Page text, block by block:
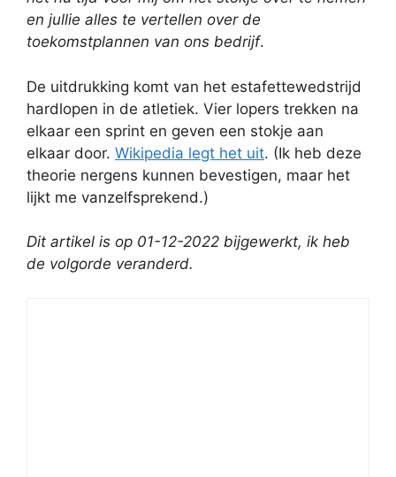
en jullie alles te vertellen over de
toekomstplannen van ons bedrijf.
De uitdrukking komt van het estafettewedstrijd
hardlopen in de atletiek. Vier lopers trekken na
elkaar een sprint en geven een stokje aan
elkaar door. Wikipedia legt het uit. (Ik heb deze
theorie nergens kunnen bevestigen, maar het
lijkt me vanzelfsprekend.)
Dit artikel is op 01-12-2022 bijgewerkt, ik heb
de volgorde veranderd.